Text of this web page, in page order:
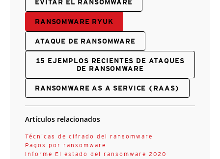
EVITAR EL RANSOMWARE
RANSOMWARE RYUK
ATAQUE DE RANSOMWARE
15 EJEMPLOS RECIENTES DE ATAQUES
DE RANSOMWARE
RANSOMWARE AS A SERVICE (RAAS)
Artículos relacionados
Técnicas de cifrado del ransomware
Pagos por ransomware
Informe El estado del ransomware 2020